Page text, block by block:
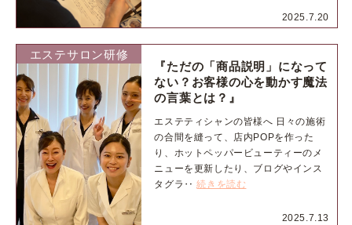
2025.7.20
エステサロン研修
2025.7.13
『ただの「商品説明」になって
ない？お客様の心を動かす魔法
の言葉とは？』
エステティシャンの皆様へ 日々の施術
の合間を縫って、店内POPを作った
り、ホットペッパービューティーのメ
ニューを更新したり、ブログやインス
タグラ‥続きを読む